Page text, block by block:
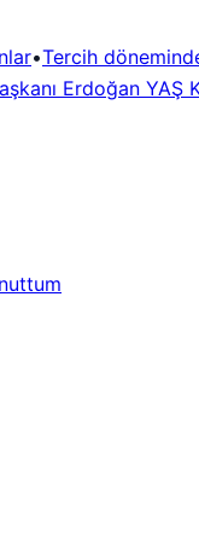
•Tercih
Erdoğan YAŞ